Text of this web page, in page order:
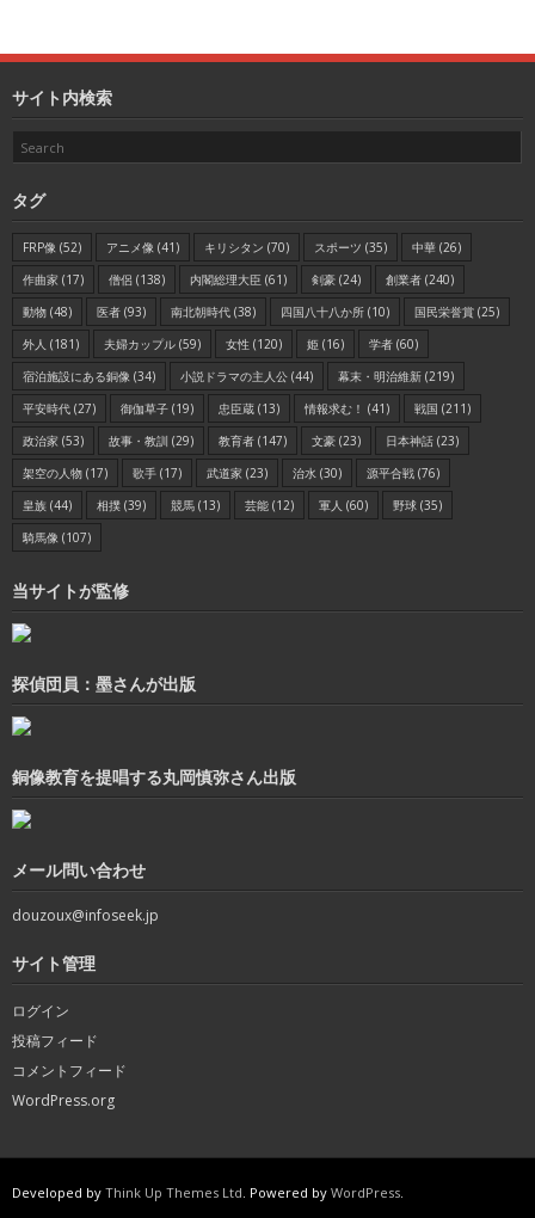
サイト内検索
タグ
FRP像 (52) アニメ像 (41) キリシタン (70) スポーツ (35) 中華 (26)
作曲家 (17) 僧侶 (138) 内閣総理大臣 (61) 剣豪 (24) 創業者 (240)
動物 (48) 医者 (93) 南北朝時代 (38) 四国八十八か所 (10) 国民栄誉賞 (25)
外人 (181) 夫婦カップル (59) 女性 (120) 姫 (16) 学者 (60)
宿泊施設にある銅像 (34) 小説ドラマの主人公 (44) 幕末・明治維新 (219)
平安時代 (27) 御伽草子 (19) 忠臣蔵 (13) 情報求む！ (41) 戦国 (211)
政治家 (53) 故事・教訓 (29) 教育者 (147) 文豪 (23) 日本神話 (23)
架空の人物 (17) 歌手 (17) 武道家 (23) 治水 (30) 源平合戦 (76)
皇族 (44) 相撲 (39) 競馬 (13) 芸能 (12) 軍人 (60) 野球 (35)
騎馬像 (107)
当サイトが監修
探偵団員：墨さんが出版
銅像教育を提唱する丸岡慎弥さん出版
メール問い合わせ
douzoux@infoseek.jp
サイト管理
ログイン
投稿フィード
コメントフィード
WordPress.org
Developed by Think Up Themes Ltd. Powered by WordPress.